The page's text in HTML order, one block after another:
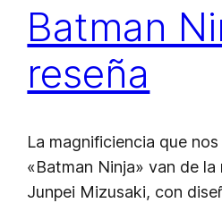
Batman
reseña
La magnificiencia que
«Batman Ninja» van de
Junpei Mizusaki, con